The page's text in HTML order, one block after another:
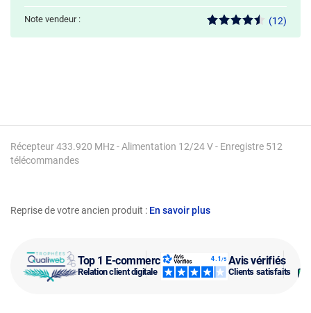
Top 1 E-commerce
Relation client digitale
Avis vérifiés
Clients satisfaits
Reprise de votre ancien produit : En savoir plus
Récepteur 433.920 MHz - Alimentation 12/24 V - Enregistre 512
télécommandes
Note vendeur : (12)